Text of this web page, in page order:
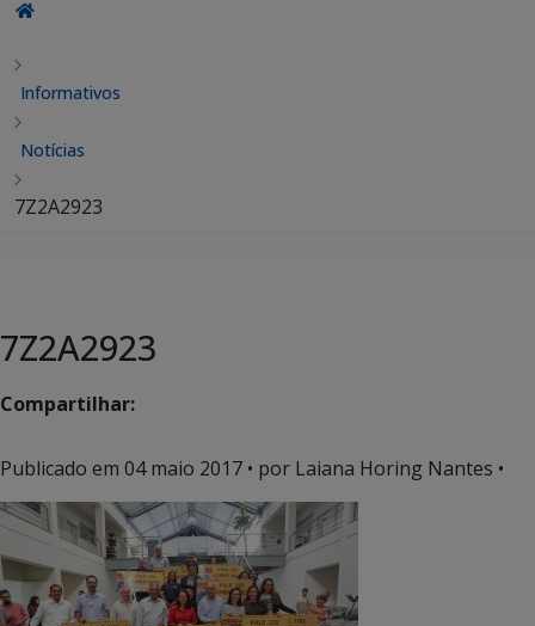
Informativos
Notícias
7Z2A2923
7Z2A2923
Compartilhar:
Publicado em 04 maio 2017 • por Laiana Horing Nantes •